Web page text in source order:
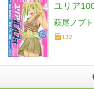
ユリア
萩尾ノブト
132